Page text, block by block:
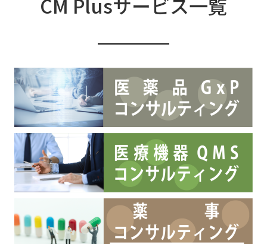
CM Plusサービス一覧